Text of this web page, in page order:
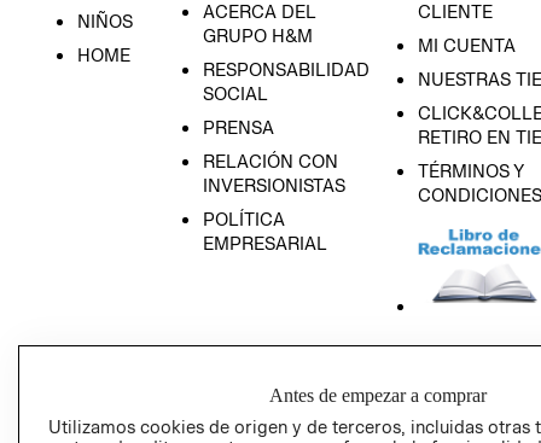
NIÑOS
HOME
ACERCA DEL
GRUPO H&M
RESPONSABILIDAD
SOCIAL
PRENSA
RELACIÓN CON
INVERSIONISTAS
POLÍTICA
EMPRESARIAL
CLIENTE
MI CUENTA
NUESTRAS
RETIRO EN
TÉRMINOS Y
CONDICIONES
GIFT CARD
Antes de empezar a comprar
Utilizamos cookies de origen y de terceros, incluidas otras